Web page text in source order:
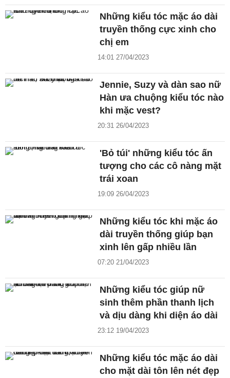
Những kiểu tóc mặc áo dài
truyền thống cực xinh cho
chị em
14:01 27/04/2023
Jennie, Suzy và dàn sao nữ
Hàn ưa chuộng kiểu tóc nào
khi mặc vest?
20:31 26/04/2023
'Bỏ túi' những kiểu tóc ấn
tượng cho các cô nàng mặt
trái xoan
19:09 26/04/2023
Những kiểu tóc khi mặc áo
dài truyền thống giúp bạn
xinh lên gấp nhiều lần
07:20 21/04/2023
Những kiểu tóc giúp nữ
sinh thêm phần thanh lịch
và dịu dàng khi diện áo dài
23:12 19/04/2023
Những kiểu tóc mặc áo dài
cho mặt dài tôn lên nét đẹp